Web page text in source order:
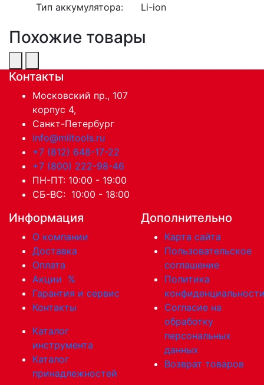
Тип аккумулятора: Li-ion
Похожие товары
Контакты
Московский пр., 107
корпус 4,
Санкт-Петербург
info@miltools.ru
+7 (812) 648-17-22
+7 (800) 222-98-46
ПН-ПТ: 10:00 - 19:00
СБ-ВС: 10:00 - 18:00
Информация
О компании
Доставка
Оплата
Акции %
Гарантия и сервис
Контакты
Каталог
инструмента
Каталог
принадлежностей
Дополнительно
Карта сайта
Пользовательское
соглашение
Политика
Согласие на
обработку
персональных
данных
Возврат товаров